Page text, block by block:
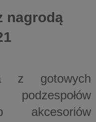
nagrodą
z gotowych
akcesoriów